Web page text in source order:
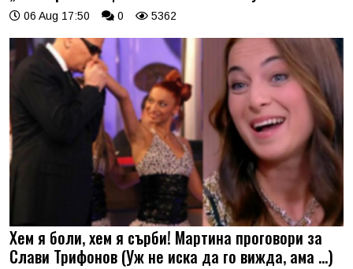
06 Aug 17:50 0 5362
Хем я боли, хем я сърби! Мартина проговори за
Слави Трифонов (Уж не иска да го вижда, ама …)